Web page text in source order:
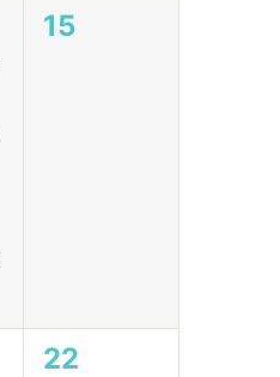
0
15
0
22